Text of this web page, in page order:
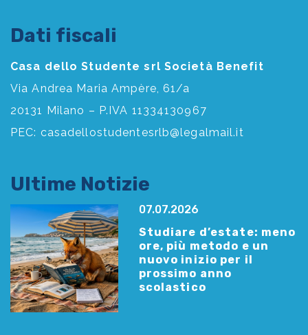
Dati fiscali
Casa dello Studente srl Società Benefit
Via Andrea Maria Ampère, 61/a
20131 Milano – P.IVA 11334130967
PEC: casadellostudentesrlb@legalmail.it
Ultime Notizie
07.07.2026
Studiare d’estate: meno
ore, più metodo e un
nuovo inizio per il
prossimo anno
scolastico